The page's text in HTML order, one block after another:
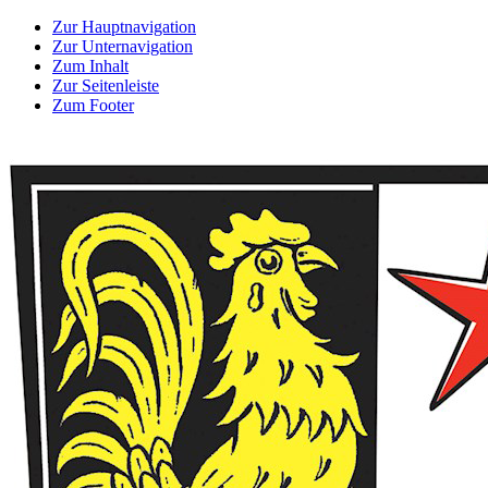
Zur Hauptnavigation
Zur Unternavigation
Zum Inhalt
Zur Seitenleiste
Zum Footer